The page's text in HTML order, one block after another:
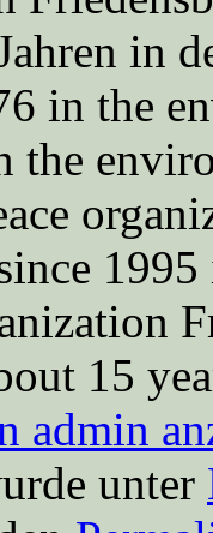
in
in the
the
15
admin
unter